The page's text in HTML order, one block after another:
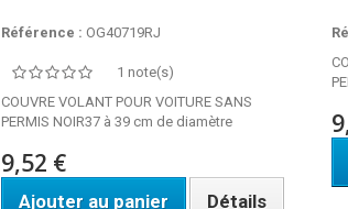
Référence : OG40719RJ
1 note(s)
COUVRE VOLANT POUR VOITURE SANS
PERMIS NOIR37 à 39 cm de diamètre
9,52 €
Ajouter au panier Détails